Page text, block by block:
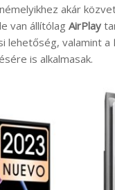
akár
van állítólag AirPlay
lehetőség, valamint a
is alkalmasak.